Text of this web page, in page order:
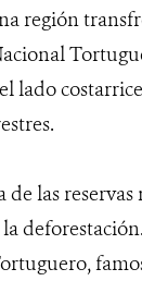
región
lado
las